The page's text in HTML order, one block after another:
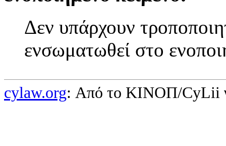
Δεν υπάρχουν
ενσωματωθεί στο
cylaw.org: Από το ΚΙΝOΠ/CyLii